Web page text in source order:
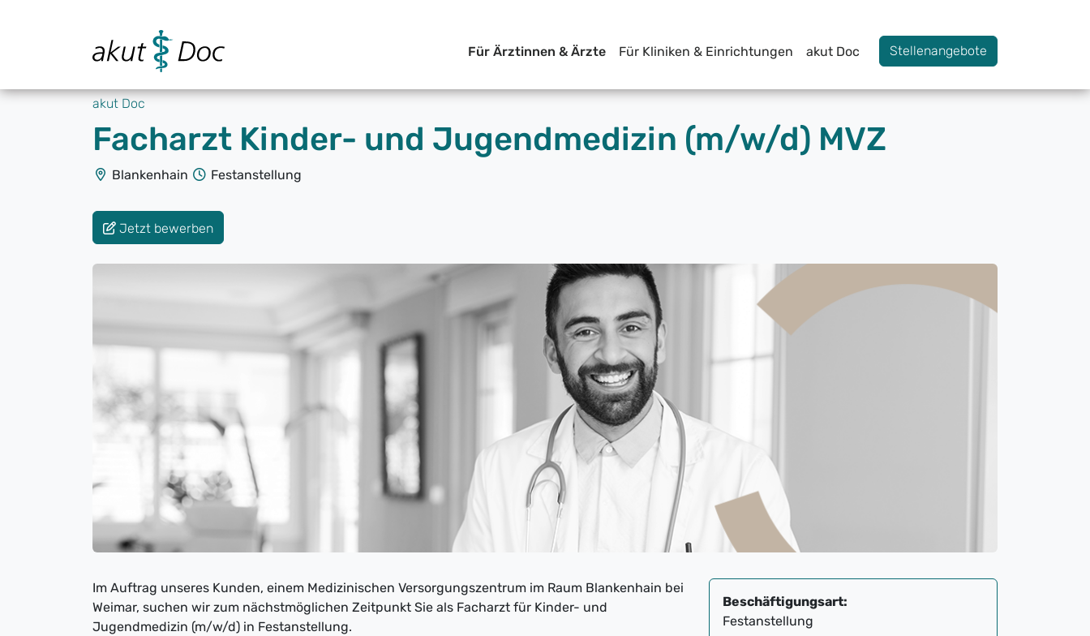
Für Ärztinnen & Ärzte Für Kliniken & Einrichtungen akut Doc Stellenangebote
akut Doc
Facharzt Kinder- und Jugendmedizin (m/w/d) MVZ
Blankenhain Festanstellung
Jetzt bewerben
Im Auftrag unseres Kunden, einem Medizinischen Versorgungszentrum im Raum Blankenhain bei
Weimar, suchen wir zum nächstmöglichen Zeitpunkt Sie als Facharzt für Kinder- und
Jugendmedizin (m/w/d) in Festanstellung.
Beschäftigungsart:
Festanstellung